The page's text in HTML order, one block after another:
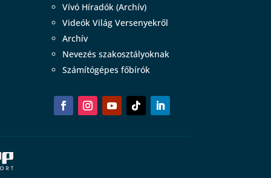
Vívó Híradók (Archív)
Videók Világ Versenyekről
Archív
Nevezés szakosztályoknak
Számítógépes főbírók